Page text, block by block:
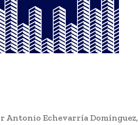
Antonio Echevarría Domínguez,